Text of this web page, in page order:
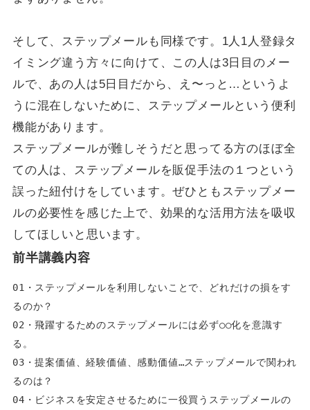
そして、ステップメールも同様です。1人1人登録タ
イミング違う方々に向けて、この人は3日目のメー
ルで、あの人は5日目だから、え〜っと…というよ
うに混在しないために、ステップメールという便利
機能があります。
ステップメールが難しそうだと思ってる方のほぼ全
ての人は、ステップメールを販促手法の１つという
誤った紐付けをしています。ぜひともステップメー
ルの必要性を感じた上で、効果的な活用方法を吸収
してほしいと思います。
前半講義内容
01・ステップメールを利用しないことで、どれだけの損をす
るのか？
02・飛躍するためのステップメールには必ず○○化を意識す
る。
03・提案価値、経験価値、感動価値…ステップメールで関われ
るのは？
04・ビジネスを安定させるために一役買うステップメールの